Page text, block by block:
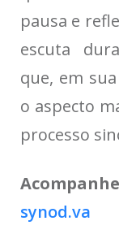
pausa e
escuta
que, em
o aspecto
processo
synod.va